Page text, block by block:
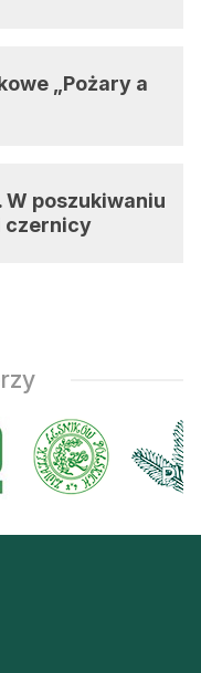
„Pożary a
W poszukiwaniu
czernicy